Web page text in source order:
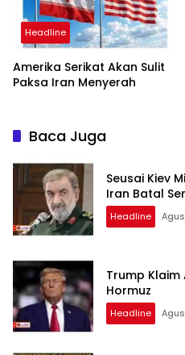
Headline
Amerika Serikat Akan Sulit
Paksa Iran Menyerah
Baca Juga
Seusai Kiev
Iran Batal
Headline
Trump Klaim
Hormuz
Headline